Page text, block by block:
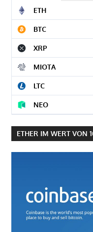
ETH
BTC
XRP
MIOTA
LTC
NEO
ETHER IM WERT VON